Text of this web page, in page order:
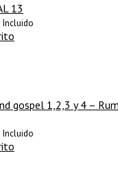
13
Incluido
gospel 1,2,3 y 4 –
Incluido